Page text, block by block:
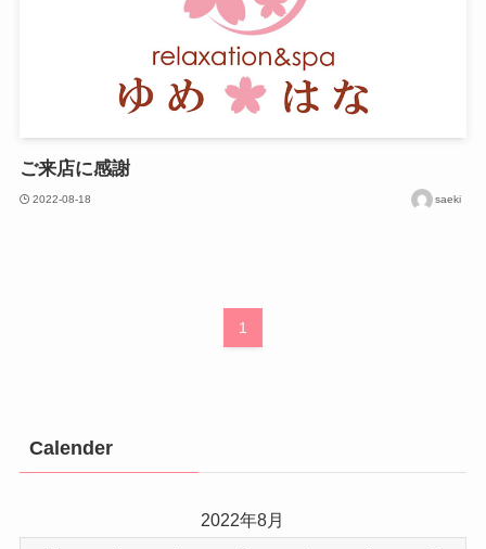
ご来店に感謝
2022-08-18 saeki
1
Calender
2022年8月